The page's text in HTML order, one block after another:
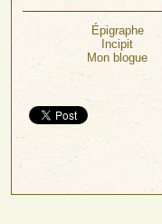
Épigraphe
Incipit
Mon blogue